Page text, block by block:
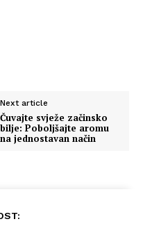
Next article
Čuvajte svježe začinsko
bilje: Poboljšajte aromu
na jednostavan način